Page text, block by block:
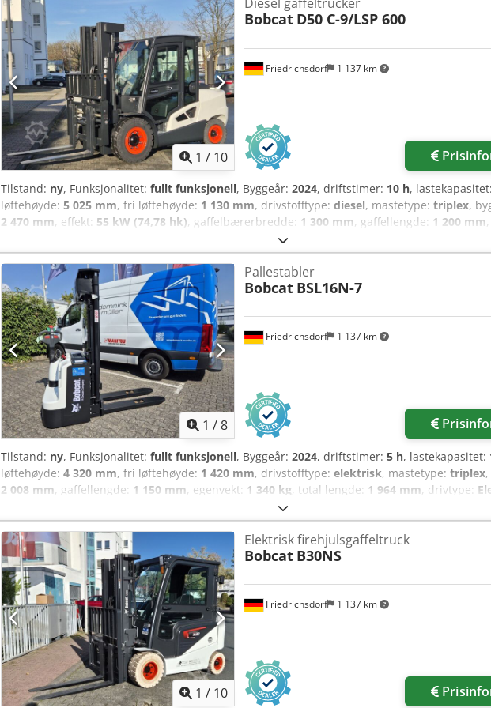
varsellys.
1 / 10
Friedrichsdorf 1 137 km
Diesel gaffeltrucker
Bobcat D50 C-9/LSP 600
Tilstand: ny, Funksjonalitet: fullt funksjonell, Byggeår: 2024, driftstimer: 10 h, lastekapasitet:
løftehøyde: 5 025 mm, fri løftehøyde: 1 130 mm, drivstofftype: diesel, mastetype: triplex,
2 470 mm, effekt: 55 kW (74,78 hk), gaffelbærerbredde: 1 300 mm, gaffellengde: 1 200 mm
, konstruksjonsbredde:
gaffeltruck Lasttyngdepunkt: 600 Gaffelbredde: 150 mm Gaffeltykkelse: 60 mm ISO-klasse:
5.000 - 10.000 kg Mastetype: Triplex Girkasse: Momentomformer Hastighetsklasse: 20
Teknisk tilstand: Ny Forhjulstype: Superelastisk Forhjulsdimensjon: 300x15-18 Forhjuls
Bakhjulstype: Superelastisk Bakhjulsdimensjon: 7.00x12-14 Crodpjyldtqofx Acbjf Bakhjuls
100% Sideskift, gaffelposisjonering, 3. ventil, 4. ventil, arbeidslys bak, arbeidslys foran,
lastbeskyttelsesgitter, full kabin, full friløft, innvendig speil, varsellys, vindusvisker,
med minispaker for 4 hydrauliske funksjoner, kjøretretning-omkobler i armlenet
1 /8
Friedrichsdorf 1 137 km
Pallestabler
Bobcat BSL16N-7
Tilstand: ny, Funksjonalitet: fullt funksjonell, Byggeår: 2024, driftstimer: 5 h, lastekapasitet:
løftehøyde: 4 320 mm, fri løftehøyde: 1 420 mm, drivstofftype: elektrisk, mastetype: triplex
2 008 mm, gaffellengde: 1 150 mm, egenvekt: 1 340 kg, total lengde: 1 964 mm, drivtype:
, Høytløfter Lastens tyngdepunkt: 600 Gaffelbredde: 560 mm
Triplex Tilstand: Nytt utstyr Teknisk tilstand: Ny Forhjulstype: Polyuretan Forhjulsdekks
Bakhjulstype: Polyuretan Bakhjulsdekks tilstand: 80 - 100 % Batteri Volt: 24V Batteri Ah:
PzS Batteri årsmodell: 2024 Crodpfx Acswzpc Dobsf Batteri tilstand: 80 - 100 % Full friløft,
Aquamatik til battericeller
1 / 10
Friedrichsdorf 1 137 km
Elektrisk firehjulsgaffeltruck
Bobcat B30NS